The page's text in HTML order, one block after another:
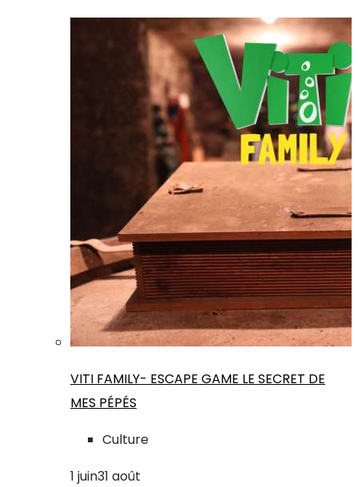
VITI FAMILY- ESCAPE GAME LE SECRET DE
MES PÉPÉS
Culture
1 juin31 août